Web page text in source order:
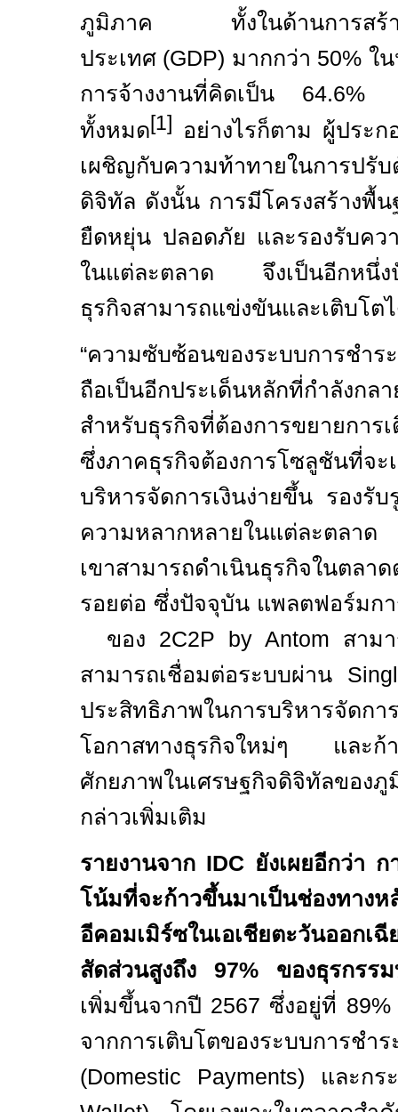
ภูมิภาค ทั้งในด้านการสร้า
ประเทศ (GDP) มากกว่า 50% ใ
การจ้างงานที่คิดเป็น
ทั้งหมด[1] อย่างไรก็ตาม ผู้ประ
เผชิญกับความท้าทายในการปรับ
ดิจิทัล ดังนั้น การมีโครงสร้างพื้น
ยืดหยุ่น ปลอดภัย และรองรับคว
ในแต่ละตลาด จึงเป็นอีกหนึ่ง
ธุรกิจสามารถแข่งขันและเติบโต
“ความซับซ้อนของระบบการชำร
ถือเป็นอีกประเด็นหลักที่กำลังกล
สำหรับธุรกิจที่ต้องการขยายการ
ซึ่งภาคธุรกิจต้องการโซลูชันที่จะ
บริหารจัดการเงินง่ายขึ้น รองรั
ความหลากหลายในแต่ละตลาด
เขาสามารถดำเนินธุรกิจในตลาด
รอยต่อ ซึ่งปัจจุบัน แพลตฟอร์มกา
ของ 2C2P by Antom สาม
สามารถเชื่อมต่อระบบผ่าน
ประสิทธิภาพในการบริหารจัดกา
โอกาสทางธุรกิจใหม่ๆ และก้า
ศักยภาพในเศรษฐกิจดิจิทัลของภู
กล่าวเพิ่มเติม
รายงานจาก IDC ยังเผยอีกว่า
โน้มที่จะก้าวขึ้นมาเป็นช่องทางห
อีคอมเมิร์ซในเอเชียตะวันออกเ
สัดส่วนสูงถึง 97% ของธุรกร
เพิ่มขึ้นจากปี 2567 ซึ่งอยู่ที่
จากการเติบโตของระบบการชำร
(Domestic Payments) และกร